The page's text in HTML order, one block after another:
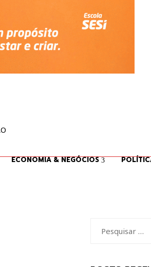
ECONOMIA & NEGÓCIOS
por: